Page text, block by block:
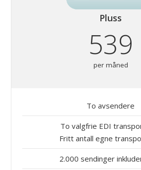
Pluss
539
per måned
To avsendere
To valgfrie EDI
Fritt antall egne
2.000 sendinger